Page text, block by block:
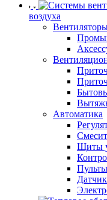
воздуха
Автоматика
Щиты